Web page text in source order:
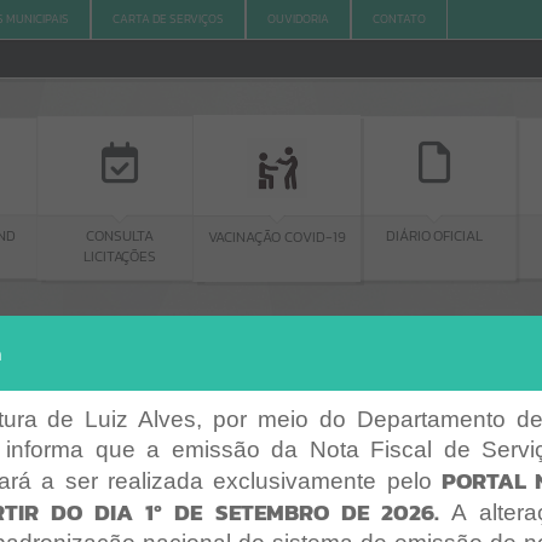
MUNICIPAIS CARTA DE SERVIÇOS OUVIDORIA CONTATO
CONSULTA
LICITAÇÕES
VACINAÇÃO COVID-19 DIÁRIO OFICIAL
Por favor, aguarde...
AGENDAS ACESSO À INFORMAÇÃO
de Luiz Alves, por meio do Departamento
informa que a emissão da Nota Fiscal de
a ser realizada exclusivamente pelo PORTAL
DO DIA 1º DE SETEMBRO DE 2026.A
Erro